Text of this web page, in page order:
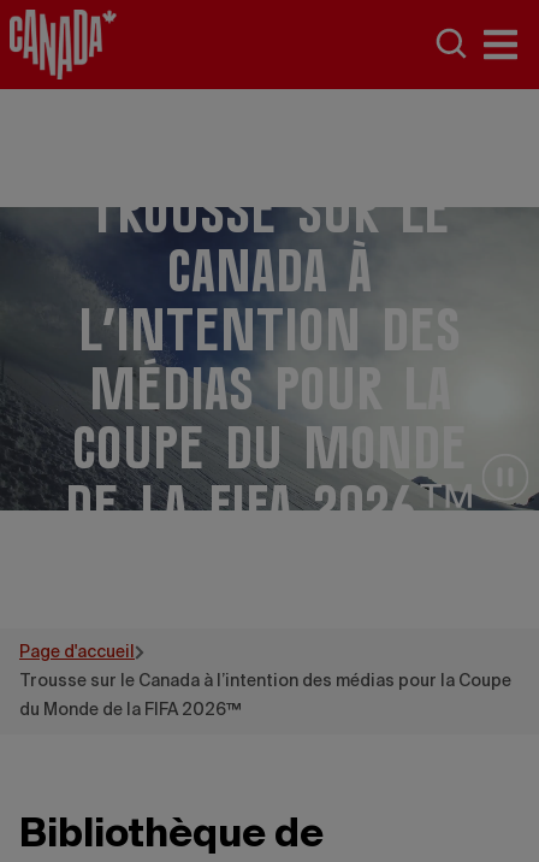
Trousse sur le
Canada à
l’intention des
médias pour la
Coupe du Monde
de la FIFA 2026™
Page d'accueil
Trousse sur le Canada à l’intention des médias pour la Coupe
du Monde de la FIFA 2026™
Bibliothèque de